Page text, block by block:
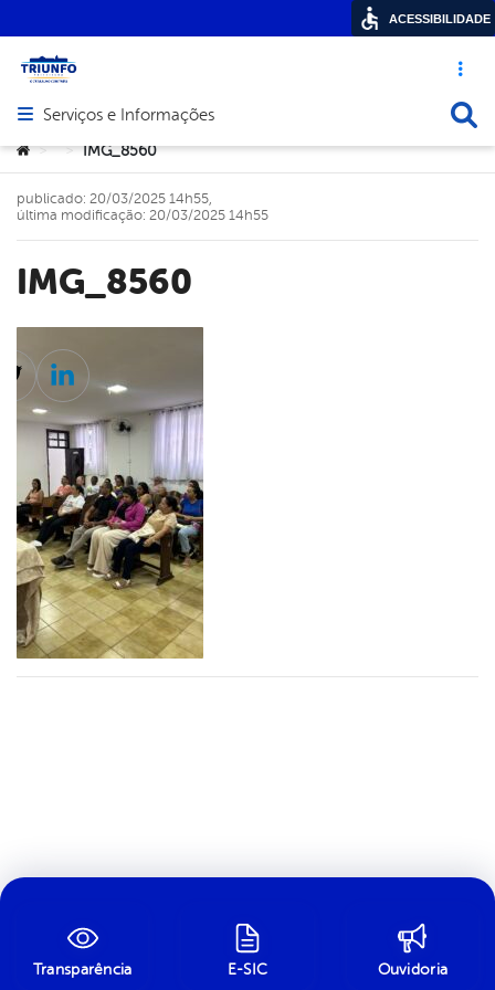
Acesso
Abrir menu principal de navegação
Serviços e Informações
Você está aqui:
> > IMG_8560
IMG_8560
publicado: 20/03/2025 14h55,
última modificação: 20/03/2025 14h55
Twitter
Linkedin
Transparência E-SIC Ouvidoria
ACESSIBILIDADE